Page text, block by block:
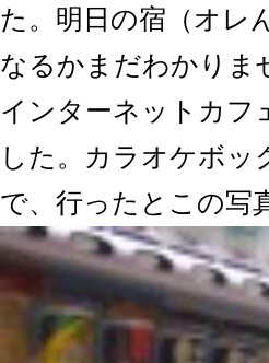
た。明日の宿（オレ
なるかまだわかりま
インターネットカフ
した。カラオケボ
で、行ったとこの写